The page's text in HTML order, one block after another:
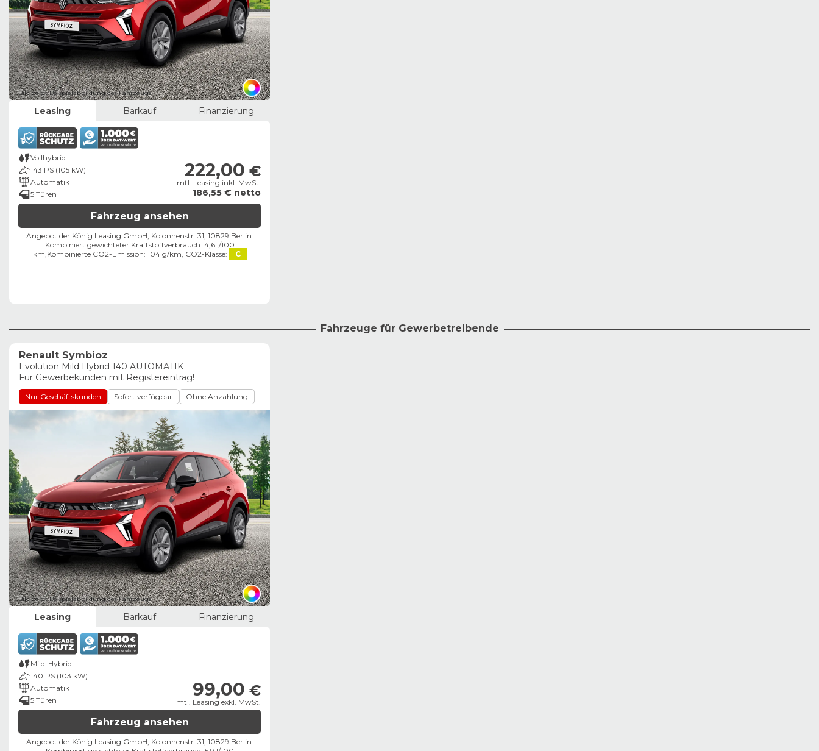
Bild zeigt Beispielabbildung des Fahrzeugs
Leasing Barkauf Finanzierung
Vollhybrid
143 PS (105 kW)
Automatik
5 Türen
222,00 €
mtl. Leasing inkl. MwSt.
186,55 € netto
Fahrzeug ansehen
Angebot der König Leasing GmbH, Kolonnenstr. 31, 10829 Berlin ​
Kombiniert gewichteter Kraftstoffverbrauch: 4,6 l/100
km,Kombinierte CO2-Emission: 104 g/km, CO2-Klasse: C
Fahrzeuge für Gewerbetreibende
Renault Symbioz
Evolution Mild Hybrid 140 AUTOMATIK
Für Gewerbekunden mit Registereintrag!
Nur Geschäftskunden Sofort verfügbar Ohne Anzahlung
Bild zeigt Beispielabbildung des Fahrzeugs
Leasing Barkauf Finanzierung
Mild-Hybrid
140 PS (103 kW)
Automatik
5 Türen
99,00 €
mtl. Leasing exkl. MwSt.
Fahrzeug ansehen
Angebot der König Leasing GmbH, Kolonnenstr. 31, 10829 Berlin ​